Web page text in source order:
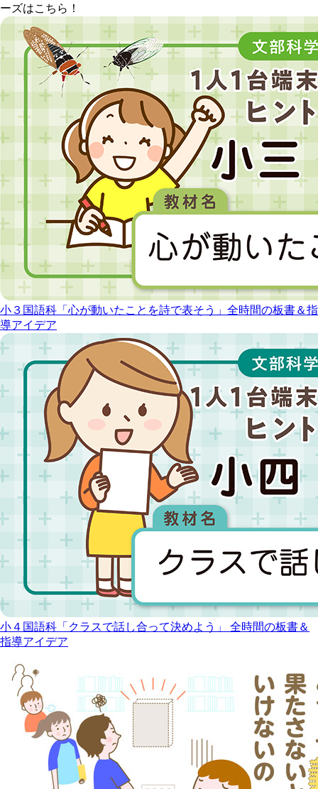
ーズはこちら！
小３国語科「心が動いたことを詩で表そう」全時間の板書＆指
導アイデア
小４国語科「クラスで話し合って決めよう」 全時間の板書＆
指導アイデア